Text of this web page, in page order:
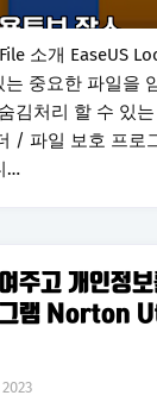
소개 EaseUS
중요한 파일을
김처리 할 수 있
/ 파일 보호 프로
…
주고 개인정
그램 Norton